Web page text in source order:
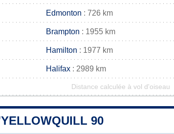
Edmonton : 726 km
Brampton : 1955 km
Hamilton : 1977 km
Halifax : 2989 km
Distance calculée à vol d'oiseau
90